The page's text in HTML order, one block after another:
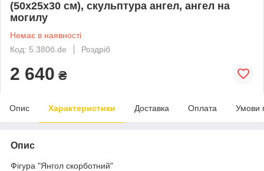
(50х25х30 см), скульптура ангел, ангел на
могилу
Немає в наявності
Код: 5.380б.de
Роздріб
2 640 ₴
Опис Характеристики Доставка Оплата Умови
Опис
Фігура "Янгол скорботний"